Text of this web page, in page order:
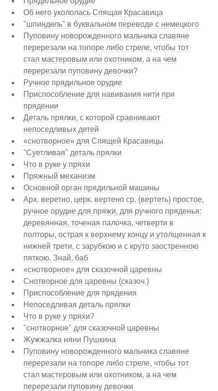
Об него укололась Спящая Красавица
"шпиндель" в буквальном переводе с немецкого
Пуповину новорожденного мальчика славяне
перерезали на топоре либо стреле, чтобы тот
стал мастеровым или охотником, а на чем
перерезали пуповину девочки?
Ручное прядильное орудие
Приспособление для навивания нити при
прядении
Деталь прялки, с которой сравнивают
непоседливых детей
«снотворное» для Спящей Красавицы
"Суетливая" деталь прялки
Что в руке у пряхи
Пряжный механизм
Основной орган прядильной машины
Арх. веретно, церк. вертено ср. (вертеть) простое,
ручное орудие для пряжи, для ручного пряденья:
деревянная, точеная палочка, четверти в
полторы, острая к верхнему концу и утолщенная к
нижней трети, с зарубкою и с круто заостренною
пяткою. Знай, баб
«снотворное» для сказочной царевны
Снотворное для царевны (сказоч.)
Приспособление для прядения
Непоседливая деталь прялки
Что в руке у пряхи?
"снотворное" для сказочной царевны
Жужжалка няни Пушкина
Пуповину новорожденного мальчика славяне
перерезали на топоре либо стреле, чтобы тот
стал мастеровым или охотником, а на чем
перерезали пуповину девочки